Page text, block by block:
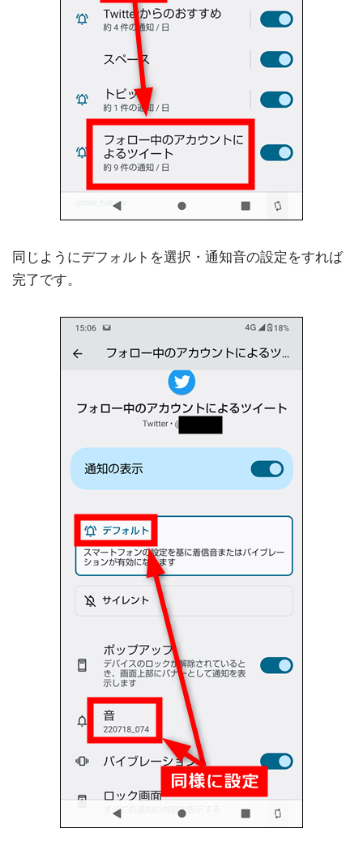
同じようにデフォルトを選択・通知音の設定をすれば
完了です。